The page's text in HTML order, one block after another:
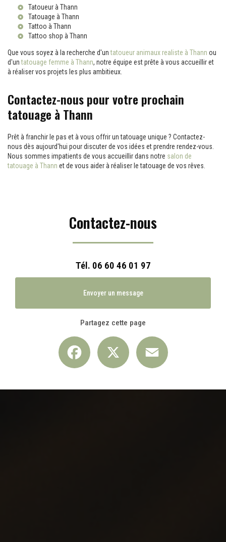
Tatoueur à Thann
Tatouage à Thann
Tattoo à Thann
Tattoo shop à Thann
Que vous soyez à la recherche d'untatoueur animaux realiste à Thann ou
d'untatouage femme à Thann, notre équipe est prête à vous accueillir et
à réaliser vos projets les plus ambitieux.
Contactez-nous pour votre prochain
tatouage à Thann
Prêt à franchir le pas et à vous offrir un tatouage unique ? Contactez-
nous dès aujourd'hui pour discuter de vos idées et prendre rendez-vous.
Nous sommes impatients de vous accueillir dans notre salon de
tatouage à Thann et de vous aider à réaliser le tatouage de vos rêves.
Contactez-nous
Tél. 06 60 46 01 97
Envoyer un message
Partagez cette page
Facebook